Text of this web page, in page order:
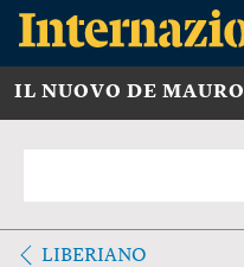
IL NUOVO DE MAURO
LIBERIANO